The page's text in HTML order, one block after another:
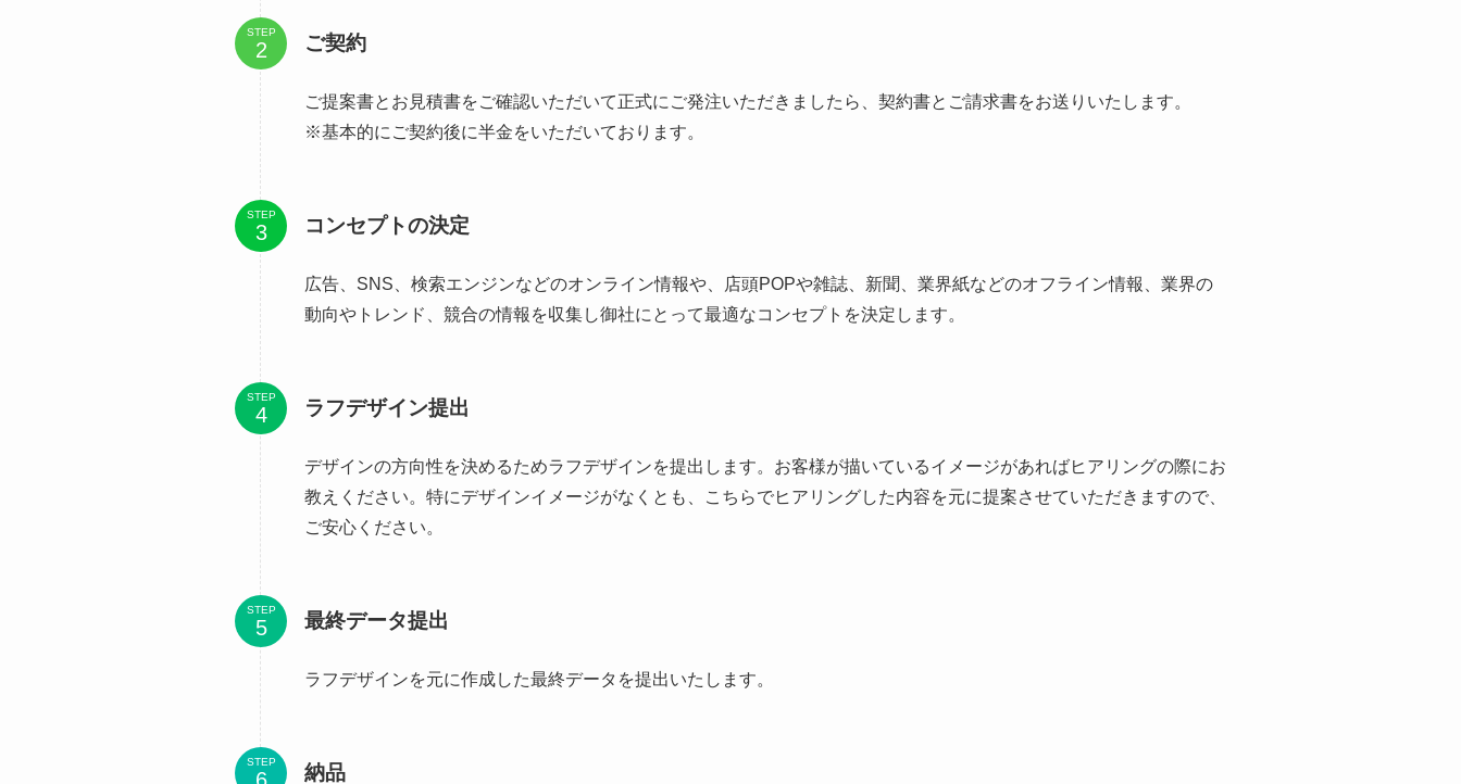
STEP ご契約
ご提案書とお見積書をご確認いただいて正式にご発注いただきましたら、契約書とご請求書をお送りいたします。
※基本的にご契約後に半金をいただいております。
STEP コンセプトの決定
広告、SNS、検索エンジンなどのオンライン情報や、店頭POPや雑誌、新聞、業界紙などのオフライン情報、業界の
動向やトレンド、競合の情報を収集し御社にとって最適なコンセプトを決定します。
STEP ラフデザイン提出
デザインの方向性を決めるためラフデザインを提出します。お客様が描いているイメージがあればヒアリングの際にお
教えください。特にデザインイメージがなくとも、こちらでヒアリングした内容を元に提案させていただきますので、
ご安心ください。
STEP 最終データ提出
ラフデザインを元に作成した最終データを提出いたします。
STEP 納品